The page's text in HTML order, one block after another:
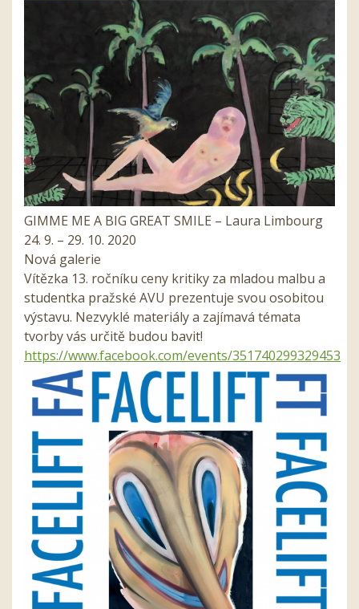
GIMME ME A BIG GREAT SMILE – Laura Limbourg
24. 9. – 29. 10. 2020
Nová galerie
Vítězka 13. ročníku ceny kritiky za mladou malbu a
studentka pražské AVU prezentuje svou osobitou
výstavu. Nezvyklé materiály a zajímavá témata
tvorby vás určitě budou bavit!
https://www.facebook.com/events/351740299329453